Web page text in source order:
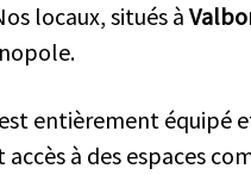
locaux, situés à
entièrement équipé
à des espaces